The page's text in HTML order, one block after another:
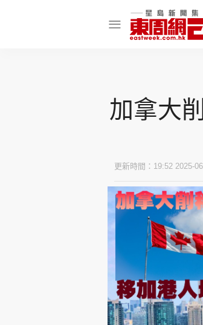
娛樂焦點
話題人物
東周食玩通
樂在灣區
飲食玩樂
加拿大
更新時間：19:52 2025-